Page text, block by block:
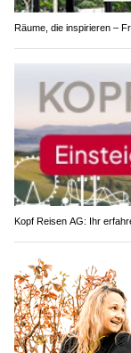
Räume, die inspirieren –
Kopf Reisen AG: Ihr